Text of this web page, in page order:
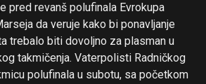
pred revanš polufinala Evrokupa
da veruje kako bi ponavljanje
trebalo biti dovoljno za plasman u
takmičenja. Vaterpolisti Radničkog
polufinala u subotu, sa početkom